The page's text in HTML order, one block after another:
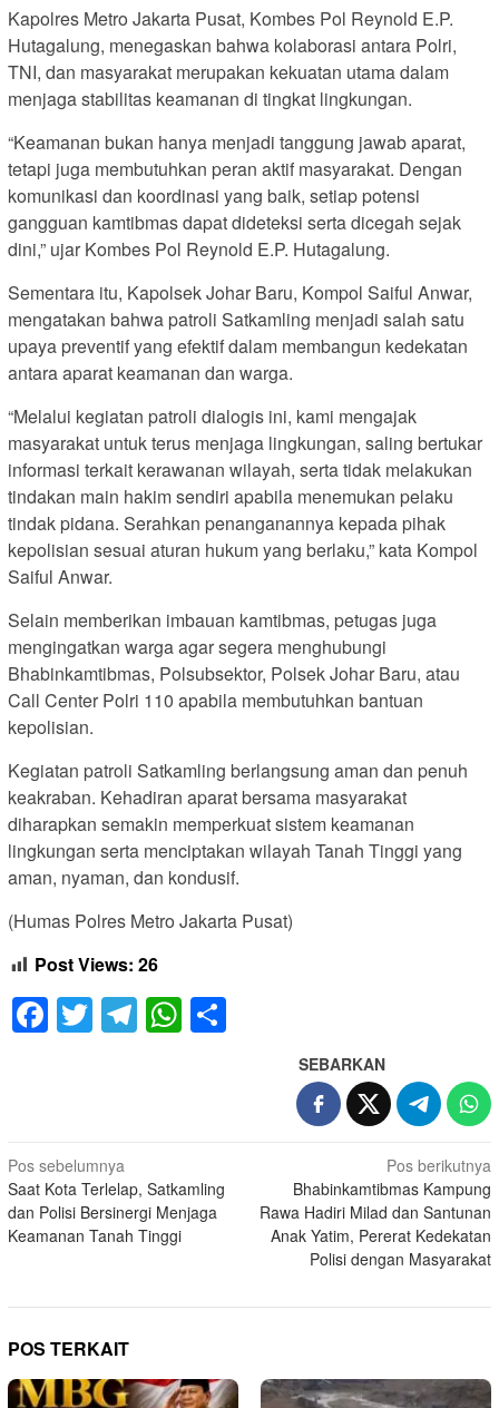
Kapolres Metro Jakarta Pusat, Kombes Pol Reynold E.P.
Hutagalung, menegaskan bahwa kolaborasi antara Polri,
TNI, dan masyarakat merupakan kekuatan utama dalam
menjaga stabilitas keamanan di tingkat lingkungan.
“Keamanan bukan hanya menjadi tanggung jawab aparat,
tetapi juga membutuhkan peran aktif masyarakat. Dengan
komunikasi dan koordinasi yang baik, setiap potensi
gangguan kamtibmas dapat dideteksi serta dicegah sejak
dini,” ujar Kombes Pol Reynold E.P. Hutagalung.
Sementara itu, Kapolsek Johar Baru, Kompol Saiful Anwar,
mengatakan bahwa patroli Satkamling menjadi salah satu
upaya preventif yang efektif dalam membangun kedekatan
antara aparat keamanan dan warga.
“Melalui kegiatan patroli dialogis ini, kami mengajak
masyarakat untuk terus menjaga lingkungan, saling bertukar
informasi terkait kerawanan wilayah, serta tidak melakukan
tindakan main hakim sendiri apabila menemukan pelaku
tindak pidana. Serahkan penanganannya kepada pihak
kepolisian sesuai aturan hukum yang berlaku,” kata Kompol
Saiful Anwar.
Selain memberikan imbauan kamtibmas, petugas juga
mengingatkan warga agar segera menghubungi
Bhabinkamtibmas, Polsubsektor, Polsek Johar Baru, atau
Call Center Polri 110 apabila membutuhkan bantuan
kepolisian.
Kegiatan patroli Satkamling berlangsung aman dan penuh
keakraban. Kehadiran aparat bersama masyarakat
diharapkan semakin memperkuat sistem keamanan
lingkungan serta menciptakan wilayah Tanah Tinggi yang
aman, nyaman, dan kondusif.
(Humas Polres Metro Jakarta Pusat)
Post Views: 26
Facebook
Twitter
Telegram
WhatsApp
SEBARKAN
Navigasi
pos
Pos sebelumnya
Saat Kota Terlelap, Satkamling
dan Polisi Bersinergi Menjaga
Keamanan Tanah Tinggi
Pos berikutnya
Bhabinkamtibmas Kampung
Rawa Hadiri Milad dan Santunan
Anak Yatim, Pererat Kedekatan
Polisi dengan Masyarakat
POS TERKAIT